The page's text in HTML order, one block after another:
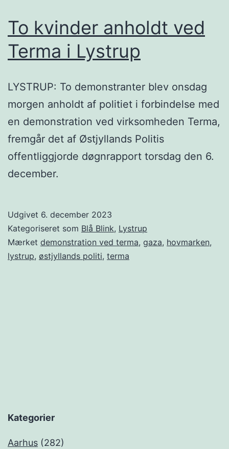
To kvinder anholdt ved
Terma i Lystrup
LYSTRUP: To demonstranter blev onsdag
morgen anholdt af politiet i forbindelse med
en demonstration ved virksomheden Terma,
fremgår det af Østjyllands Politis
offentliggjorde døgnrapport torsdag den 6.
december.
Udgivet 6. december 2023
Kategoriseret som Blå Blink, Lystrup
Mærket demonstration ved terma, gaza, hovmarken,
lystrup, østjyllands politi, terma
Kategorier
Aarhus (282)